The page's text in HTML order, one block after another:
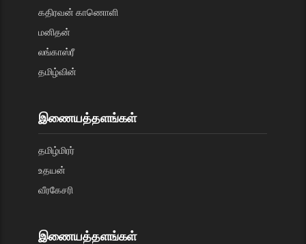
கதிரவன் காணொளி
மனிதன்
லங்காஸ்ரீ
தமிழ்வின்
இணையத்தளங்கள்
தமிழ்மிரர்
உதயன்
வீரகேசரி
இணையத்தளங்கள்